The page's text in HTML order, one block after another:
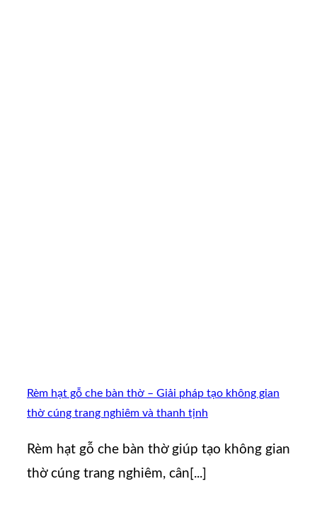
Rèm hạt gỗ che bàn thờ – Giải pháp tạo không gian
thờ cúng trang nghiêm và thanh tịnh
Rèm hạt gỗ che bàn thờ giúp tạo không gian
thờ cúng trang nghiêm, cân[...]